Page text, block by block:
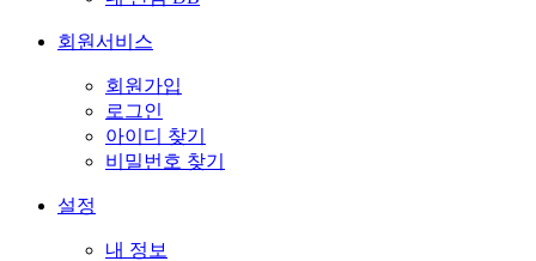
회원서비스
회원가입
로그인
아이디 찾기
비밀번호 찾기
설정
내 정보